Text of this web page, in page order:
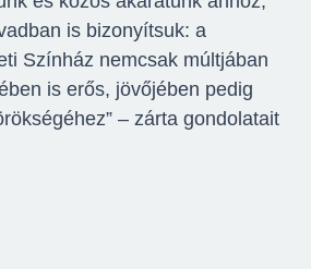
is bizonyítsuk: a
Színház nemcsak múltjában
is erős, jövőjében pedig
– zárta gondolatait